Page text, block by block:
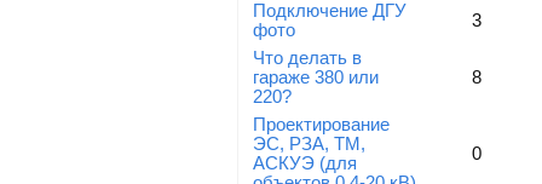
Подключение ДГУ
фото
3
Что делать в
гараже 380 или
220?
8
Проектирование
ЭС, РЗА, ТМ,
АСКУЭ (для
0